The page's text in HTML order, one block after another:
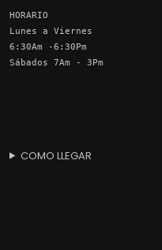
HORARIO
Lunes a Viernes
6:30Am -6:30Pm
Sábados 7Am - 3Pm
COMO LLEGAR